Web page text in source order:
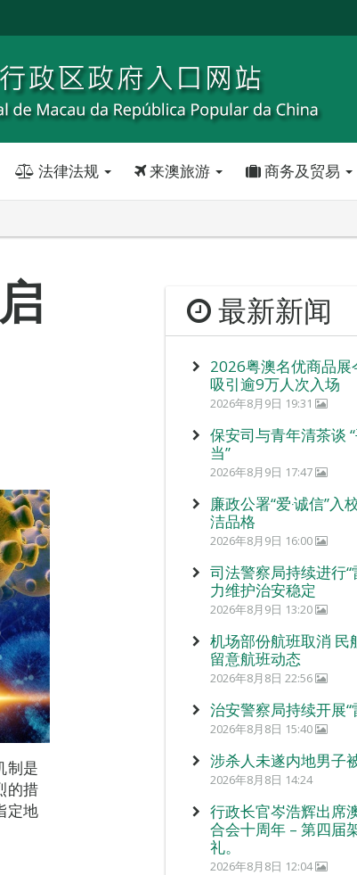
法律法规 来澳旅游 商务及贸易
制是
的措
定地
最新新闻
2026粤澳名优商品展
吸引逾9万人次入场
2026年8月9日 19:31
保安司与青年清茶谈
当”
2026年8月9日 17:47
廉政公署“爱‧诚信”入
洁品格
2026年8月9日 16:00
司法警察局持续进行
力维护治安稳定
2026年8月9日 13:20
机场部份航班取消 民
留意航班动态
2026年8月8日 22:56
治安警察局持续开展
2026年8月8日 15:40
涉杀人未遂内地男子
2026年8月8日 14:24
行政长官岑浩辉出席
合会十周年 – 第四届
礼。
2026年8月8日 12:04